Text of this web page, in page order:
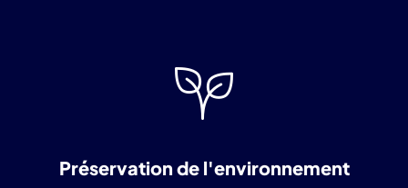
Préservation de l'environnement